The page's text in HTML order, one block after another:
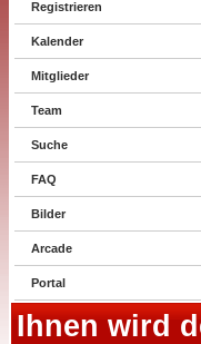
Registrieren
Kalender
Mitglieder
Team
Suche
FAQ
Bilder
Arcade
Portal
Ihnen wird